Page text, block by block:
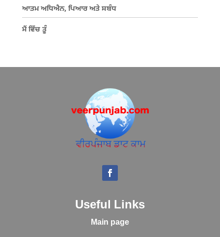
ਆਤਮ ਅਧਿਐਨ, ਪਿਆਰ ਅਤੇ ਸਬੰਧ
ਮੈਂ ਵਿੱਚ ਤੂੰ
Useful Links
Main page